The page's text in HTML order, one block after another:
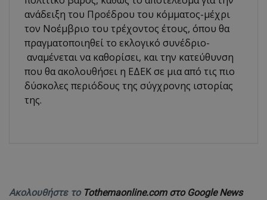
ανάδειξη του Προέδρου του κόμματος-μέχρι
τον Νοέμβριο του τρέχοντος έτους, όπου θα
πραγματοποιηθεί το εκλογικό συνέδριο-
αναμένεται να καθορίσει, και την κατεύθυνση
που θα ακολουθήσει η ΕΔΕΚ σε μια από τις πιο
δύσκολες περιόδους της σύγχρονης ιστορίας
της.
Ακολουθήστε το Tothemaonline.com στο Google News